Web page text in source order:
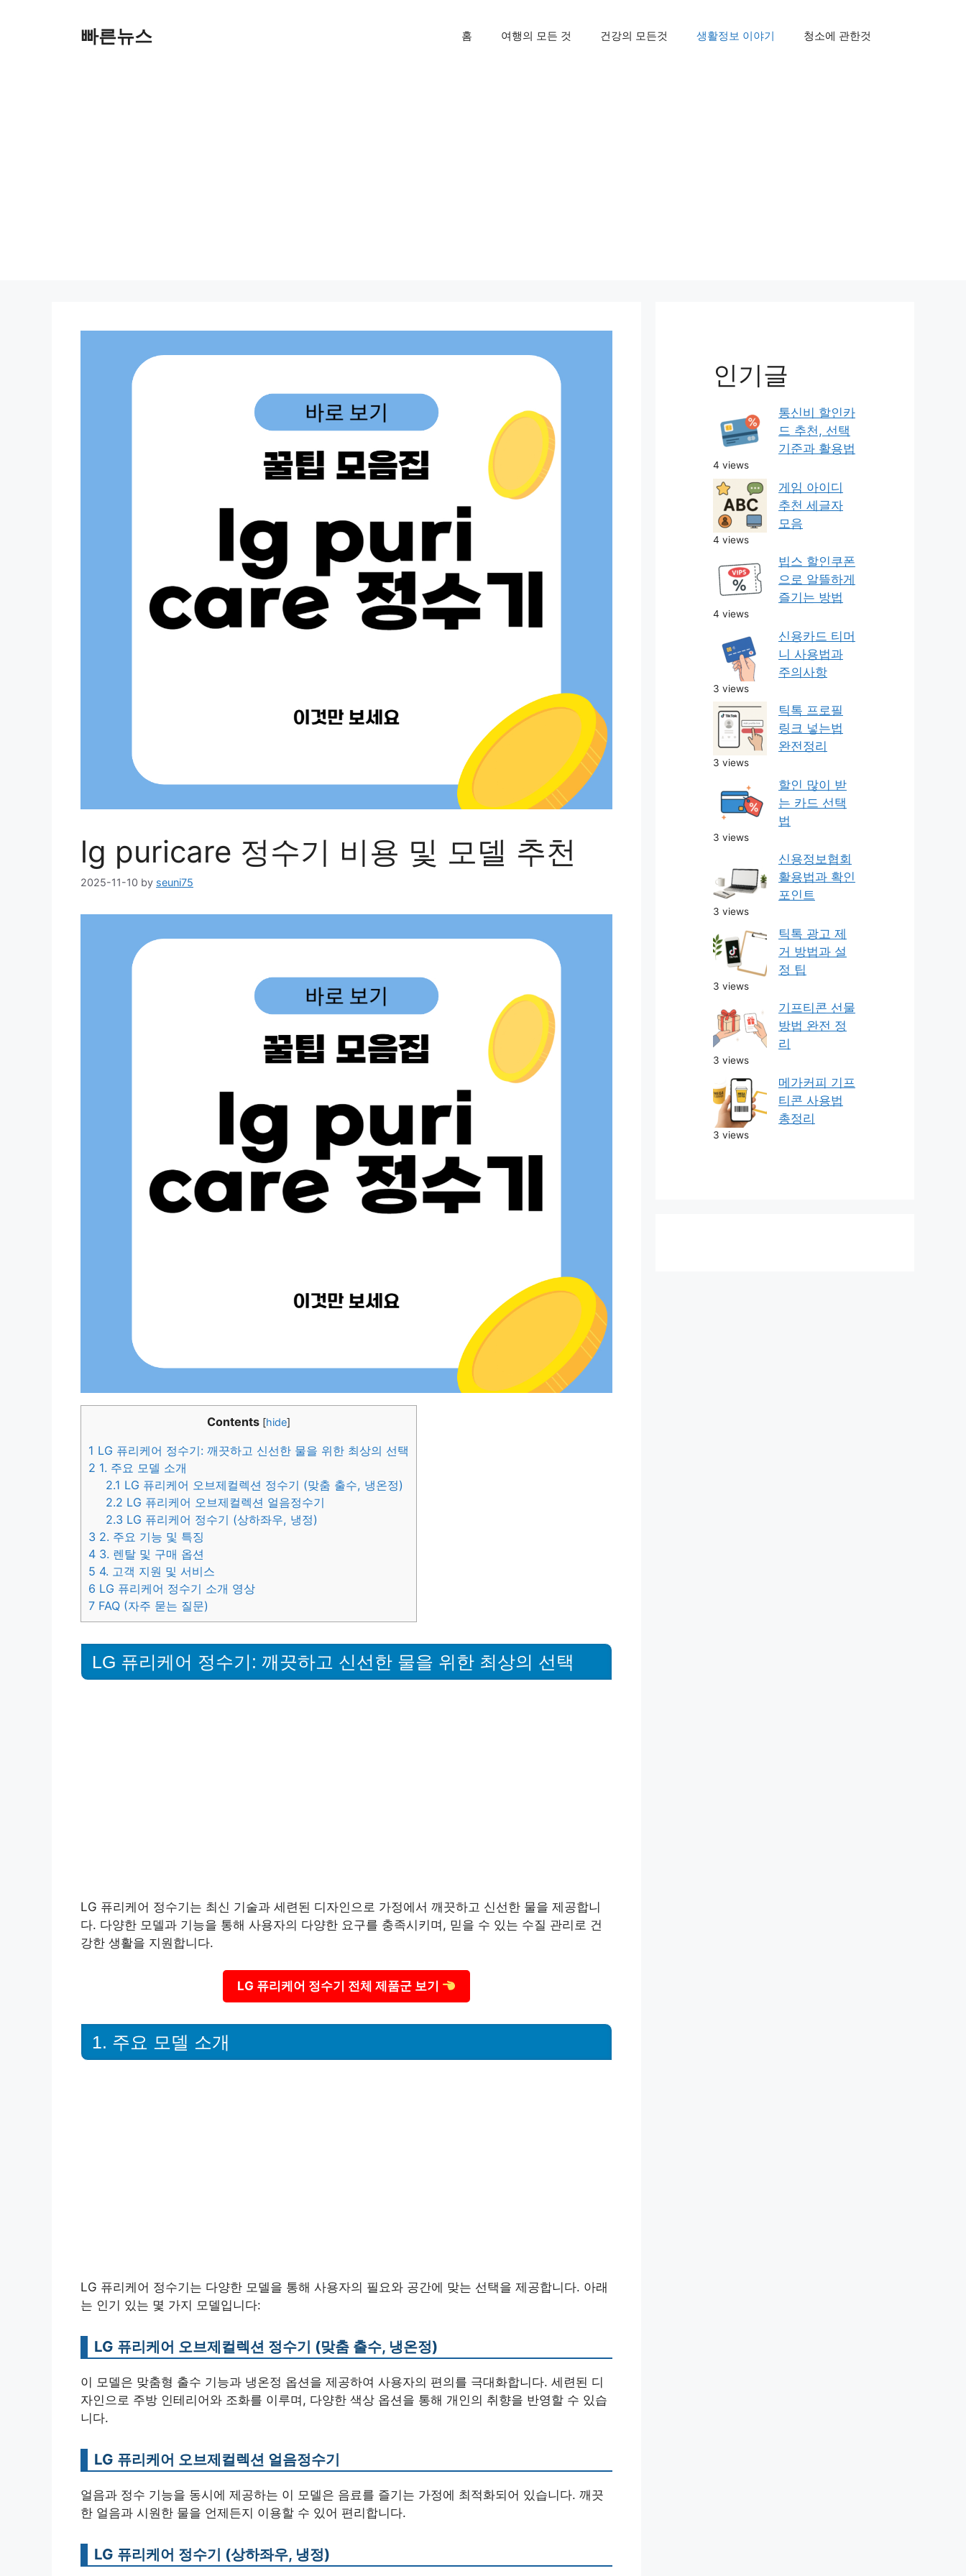
빠른뉴스 홈 여행의 모든 것 건강의 모든것 생활정보 이야기 청소에 관한것
lg puricare 정수기 비용 및 모델 추천
2025-11-10 by seuni75
Contents [hide]
1 LG 퓨리케어 정수기: 깨끗하고 신선한 물을 위한 최상의 선택
2 1. 주요 모델 소개
2.1 LG 퓨리케어 오브제컬렉션 정수기 (맞춤 출수, 냉온정)
2.2 LG 퓨리케어 오브제컬렉션 얼음정수기
2.3 LG 퓨리케어 정수기 (상하좌우, 냉정)
3 2. 주요 기능 및 특징
4 3. 렌탈 및 구매 옵션
5 4. 고객 지원 및 서비스
6 LG 퓨리케어 정수기 소개 영상
7 FAQ (자주 묻는 질문)
LG 퓨리케어 정수기: 깨끗하고 신선한 물을 위한 최상의 선택
LG 퓨리케어 정수기는 최신 기술과 세련된 디자인으로 가정에서 깨끗하고 신선한 물을 제공합니
다. 다양한 모델과 기능을 통해 사용자의 다양한 요구를 충족시키며, 믿을 수 있는 수질 관리로 건
강한 생활을 지원합니다.
LG 퓨리케어 정수기 전체 제품군 보기
1. 주요 모델 소개
LG 퓨리케어 정수기는 다양한 모델을 통해 사용자의 필요와 공간에 맞는 선택을 제공합니다. 아래
는 인기 있는 몇 가지 모델입니다:
LG 퓨리케어 오브제컬렉션 정수기 (맞춤 출수, 냉온정)
이 모델은 맞춤형 출수 기능과 냉온정 옵션을 제공하여 사용자의 편의를 극대화합니다. 세련된 디
자인으로 주방 인테리어와 조화를 이루며, 다양한 색상 옵션을 통해 개인의 취향을 반영할 수 있습
니다.
LG 퓨리케어 오브제컬렉션 얼음정수기
얼음과 정수 기능을 동시에 제공하는 이 모델은 음료를 즐기는 가정에 최적화되어 있습니다. 깨끗
한 얼음과 시원한 물을 언제든지 이용할 수 있어 편리합니다.
LG 퓨리케어 정수기 (상하좌우, 냉정)
인기글
통신비 할인카
드 추천, 선택
기준과 활용법
4 views
게임 아이디
추천 세글자
모음
4 views
빕스 할인쿠폰
으로 알뜰하게
즐기는 방법
4 views
신용카드 티머
니 사용법과
주의사항
3 views
틱톡 프로필
링크 넣는법
완전정리
3 views
할인 많이 받
는 카드 선택
법
3 views
신용정보협회
활용법과 확인
포인트
3 views
틱톡 광고 제
거 방법과 설
정 팁
3 views
기프티콘 선물
방법 완전 정
리
3 views
메가커피 기프
티콘 사용법
총정리
3 views